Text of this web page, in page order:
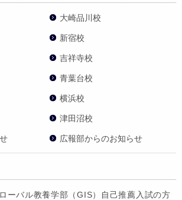
大崎品川校
新宿校
吉祥寺校
青葉台校
横浜校
津田沼校
広報部からのお知らせ
ーバル教養学部（GIS）自己推薦入試の方